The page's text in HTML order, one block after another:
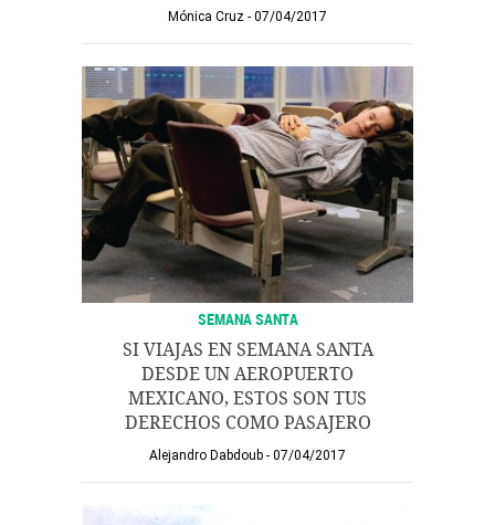
Mónica Cruz 07/04/2017
SEMANA SANTA
SI VIAJAS EN SEMANA SANTA
DESDE UN AEROPUERTO
MEXICANO, ESTOS SON TUS
DERECHOS COMO PASAJERO
Alejandro Dabdoub 07/04/2017